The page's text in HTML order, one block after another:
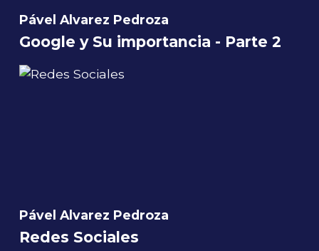
Pável Alvarez Pedroza
Google y Su importancia - Parte 2
Pável Alvarez Pedroza
Redes Sociales